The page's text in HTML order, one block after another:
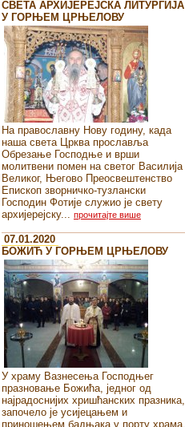
СВЕТА АРХИЈЕРЕЈСКА ЛИТУРГИЈА
У ГОРЊЕМ ЦРЊЕЛОВУ
На православну Нову годину, када
наша света Црква прославља
Обрезање Господње и врши
молитвени помен на светог Василија
Великог, Његово Преосвештенство
Епископ зворничко-тузлански
Господин Фотије служио је свету
архијерејску... прочитајте више
07.01.2020
БОЖИЋ У ГОРЊЕМ ЦРЊЕЛОВУ
У храму Вазнесења Господњег
празновање Божића, једног од
најрадоснијих хришћанских празника,
започело је усијецањем и
приношењем бадњака у порту храма.